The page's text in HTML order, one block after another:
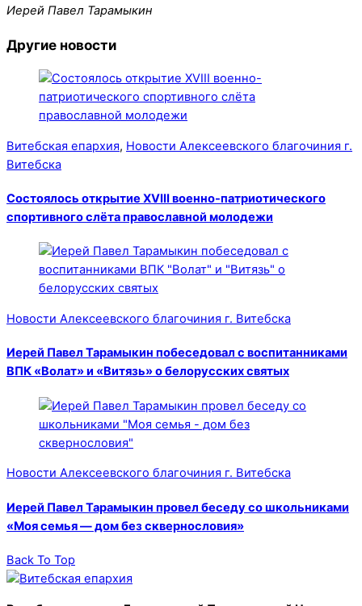
Иерей Павел Тарамыкин
Другие новости
Витебская епархия, Новости Алексеевского благочиния г.
Витебска
Состоялось открытие XVIII военно-патриотического
спортивного слёта православной молодежи
Новости Алексеевского благочиния г. Витебска
Иерей Павел Тарамыкин побеседовал с воспитанниками
ВПК «Волат» и «Витязь» о белорусских святых
Новости Алексеевского благочиния г. Витебска
Иерей Павел Тарамыкин провел беседу со школьниками
«Моя семья — дом без сквернословия»
Back To Top